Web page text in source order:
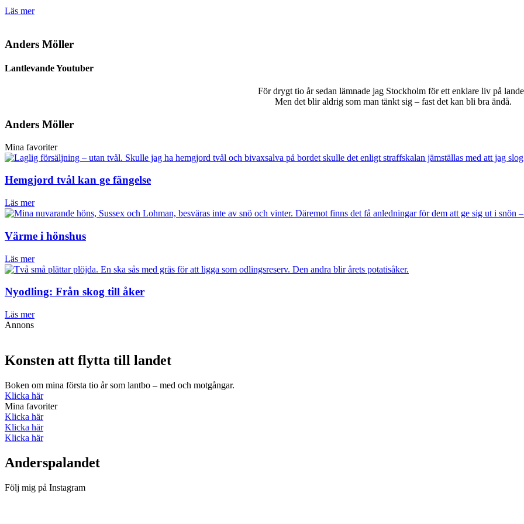
Läs mer
Anders Möller
Lantlevande Youtuber
För drygt tio år sedan lämnade jag Stockholm för ett enklare liv på
Men det blir aldrig som man tänkt sig – fast det kan bli bra ändå.
Anders Möller
Mina favoriter
Hemgjord tvål kan ge fängelse
Läs mer
Värme i hönshus
Läs mer
Nyodling: Från skog till åker
Läs mer
Annons
Konsten att flytta till landet
Boken om mina första tio år som lantbo – med och motgångar.
Klicka här
Mina favoriter
Klicka här
Klicka här
Klicka här
Anderspalandet
Följ mig på Instagram